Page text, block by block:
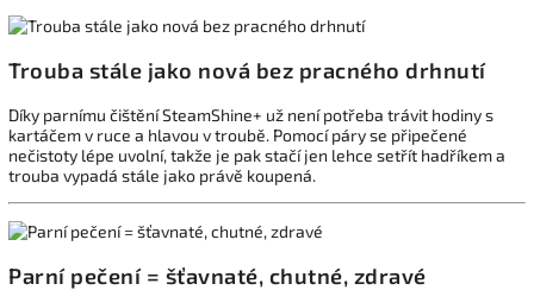
Trouba stále jako nová bez pracného drhnutí
Díky parnímu čištění SteamShine+ už není potřeba trávit hodiny s
kartáčem v ruce a hlavou v troubě. Pomocí páry se připečené
nečistoty lépe uvolní, takže je pak stačí jen lehce setřít hadříkem a
trouba vypadá stále jako právě koupená.
Parní pečení = šťavnaté, chutné, zdravé